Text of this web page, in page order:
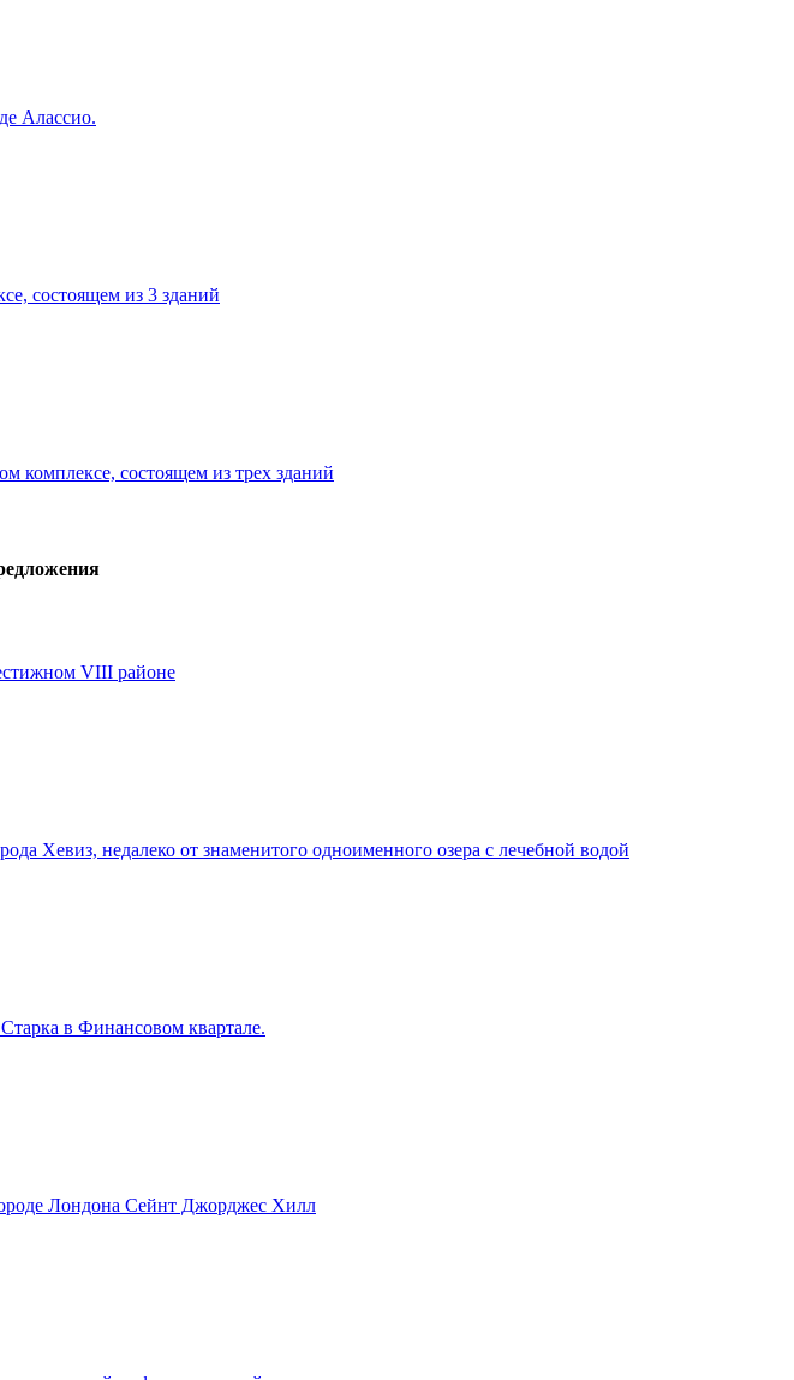
Алассио.
состоящем из 3 зданий
комплексе, состоящем из трех зданий
VIII районе
Хевиз, недалеко от знаменитого одноименного озера с лечебной водой
в Финансовом квартале.
Лондона Сейнт Джорджес Хилл